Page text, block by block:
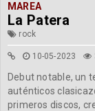
MAREA
La Patera
rock
10-05-2023
Debut notable, un
auténticos
primeros discos,